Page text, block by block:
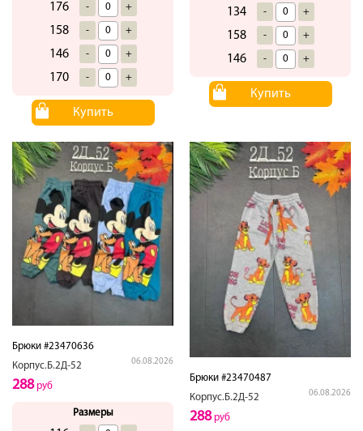
176 - +
158 - +
146 - +
170 - +
Купить
134 - +
158 - +
146 - +
Купить
Брюки #23470636
Корпус.Б.2Д-52
06.08.2026
288руб
Размеры
Брюки #23470487
Корпус.Б.2Д-52
06.08.2026
288руб